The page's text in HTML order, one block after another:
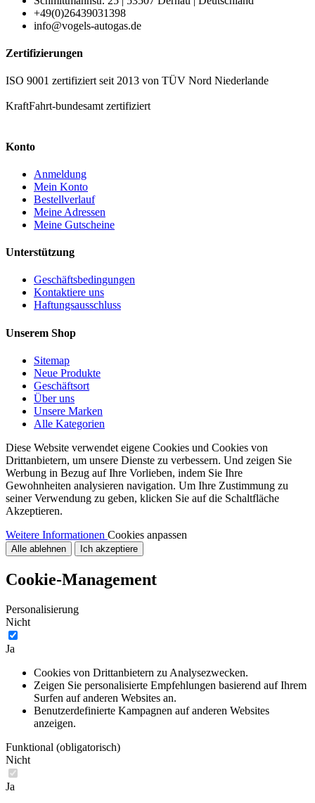
+49(0)26439031398
info@vogels-autogas.de
Zertifizierungen
ISO 9001 zertifiziert seit 2013 von TÜV Nord Niederlande
KraftFahrt-bundesamt zertifiziert
Konto
Anmeldung
Mein Konto
Bestellverlauf
Meine Adressen
Meine Gutscheine
Unterstützung
Geschäftsbedingungen
Kontaktiere uns
Haftungsausschluss
Unserem Shop
Sitemap
Neue Produkte
Geschäftsort
Über uns
Unsere Marken
Alle Kategorien
Diese Website verwendet eigene Cookies und Cookies von
Drittanbietern, um unsere Dienste zu verbessern. Und zeigen Sie
Werbung in Bezug auf Ihre Vorlieben, indem Sie Ihre
Gewohnheiten analysieren navigation. Um Ihre Zustimmung zu
seiner Verwendung zu geben, klicken Sie auf die Schaltfläche
Akzeptieren.
Weitere Informationen Cookies anpassen
Alle ablehnen Ich akzeptiere
Cookie-Management
Personalisierung
Nicht
Ja
Cookies von Drittanbietern zu Analysezwecken.
Zeigen Sie personalisierte Empfehlungen basierend auf Ihrem
Surfen auf anderen Websites an.
Benutzerdefinierte Kampagnen auf anderen Websites
anzeigen.
Funktional (obligatorisch)
Nicht
Ja